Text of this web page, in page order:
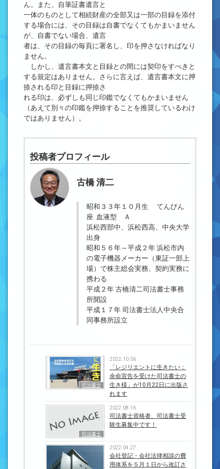
ん。また、自筆証書遺言と
一体のものとして相続財産の全部又は一部の目録を添付
する場合には、その目録は自書でなくてもかまいません
が、自書でない場合、遺言
者は、その目録の毎頁に署名し、印を押さなければなり
ません。
しかし、遺言書本文と目録との間には契印をすべきと
する規定はありません。さらに言えば、遺言書本文に押
捺される印と目録に押捺さ
れる印は、必ずしも同じ印鑑でなくてもかまいません
（あえて別々の印鑑を押捺することを推奨しているわけ
ではありません）。
投稿者プロフィール
古橋 清二
昭和３３年１０月生 てんびん
座 血液型 Ａ
浜松西部中、浜松西高、中央大学
出身
昭和５６年～平成２年 浜松市内
の電子機器メーカー（東証一部上
場）で株主総会実務、契約実務に
携わる
平成２年 古橋清二司法書士事務
所開設
平成１７年 司法書士法人中央合
同事務所設立
司法書士
2022.10.06
「レジリエントに生きたい：
余命宣告を受けた司法書士の
生き様」が10月22日に出版さ
れます
司法書士
2022.08.16
司法書士資格者、司法書士受
験生募集中です！
2022.04.27
会社登記・会社法律相談の費
用体系を５月１日から改訂さ